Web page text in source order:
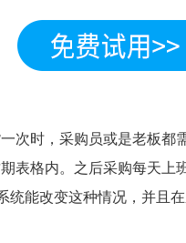
次时，采购员或是老板都
表格内。之后采购每天
统能改变这种情况，并且